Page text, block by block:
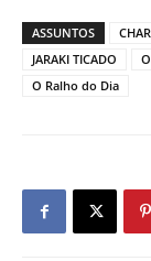
ASSUNTOS
JARAKI TICADO
O Ralho do Dia